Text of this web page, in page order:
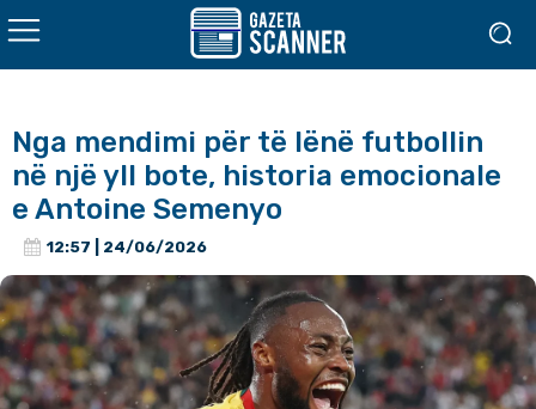
Nga mendimi për të lënë futbollin
në një yll bote, historia emocionale
e Antoine Semenyo
12:57 | 24/06/2026